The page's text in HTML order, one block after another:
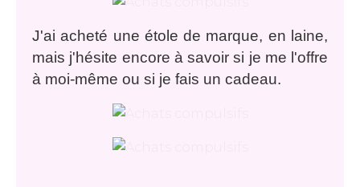
J'ai acheté une étole de marque, en laine,
mais j'hésite encore à savoir si je me l'offre
à moi-même ou si je fais un cadeau.